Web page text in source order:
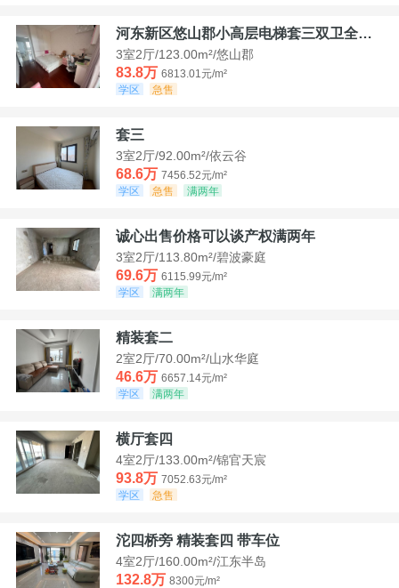
河东新区悠山郡小高层电梯套三双卫全装带家具家电
3室2厅/123.00m²/悠山郡
83.8万 6813.01元/m²
学区
急售
套三
3室2厅/92.00m²/依云谷
68.6万 7456.52元/m²
学区
急售 满两年
诚心出售价格可以谈产权满两年
3室2厅/113.80m²/碧波豪庭
69.6万 6115.99元/m²
学区
满两年
精装套二
2室2厅/70.00m²/山水华庭
46.6万 6657.14元/m²
学区
满两年
横厅套四
4室2厅/133.00m²/锦官天宸
93.8万 7052.63元/m²
学区
急售
沱四桥旁 精装套四 带车位
4室2厅/160.00m²/江东半岛
132.8万 8300元/m²